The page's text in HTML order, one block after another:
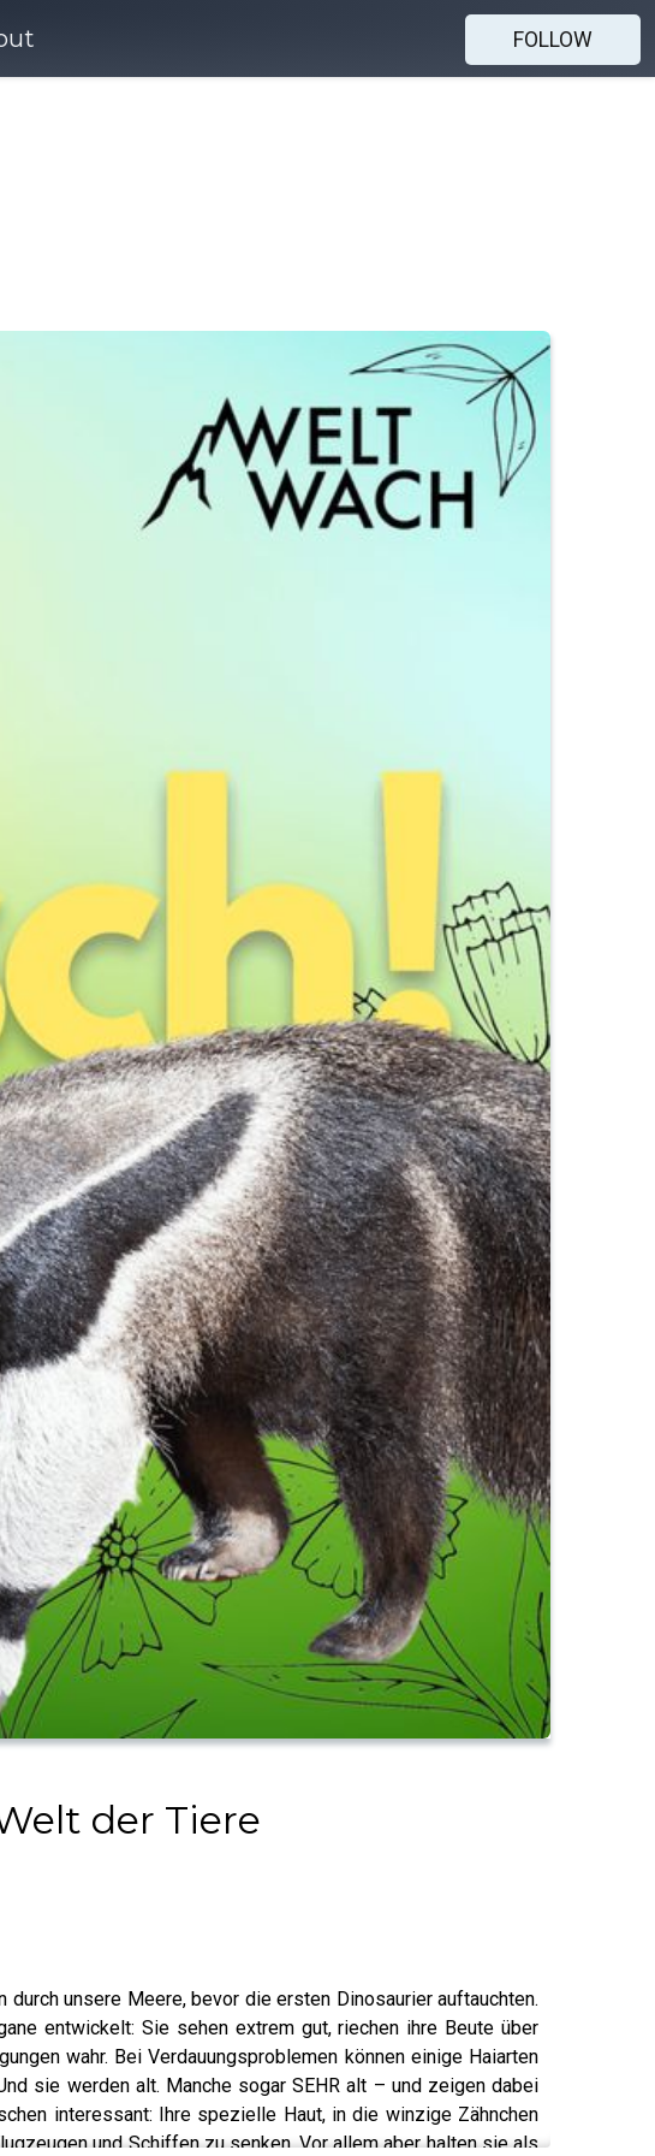
FOLLOW
der Tiere
unsere Meere, bevor die ersten Dinosaurier auftauchten.
entwickelt: Sie sehen extrem gut, riechen ihre Beute über
wahr. Bei Verdauungsproblemen können einige Haiarten
sie werden alt. Manche sogar SEHR alt – und zeigen dabei
interessant: Ihre spezielle Haut, in die winzige Zähnchen
und Schiffen zu senken. Vor allem aber halten sie als